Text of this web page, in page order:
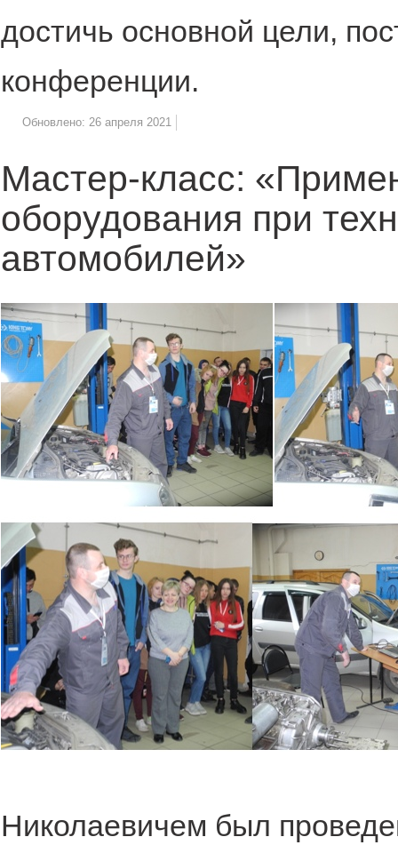
достичь основной цели,
конференции.
Обновлено: 26 апреля 2021
Мастер-класс:
оборудования при
автомобилей»
Николаевичем был